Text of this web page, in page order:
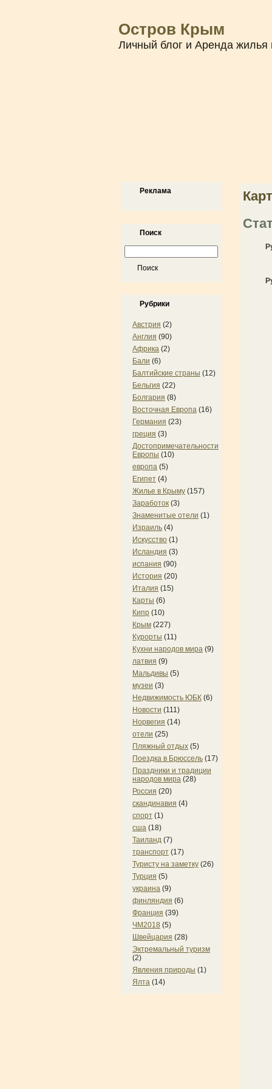
Остров Крым
Личный блог и Аренда
Реклама
Поиск
Рубрики
Австрия (2)
Англия (90)
Африка (2)
Бали (6)
Балтийские страны (12)
Бельгия (22)
Болгария (8)
Восточная Европа (16)
Германия (23)
греция (3)
Достопримечательности
Европы (10)
европа (5)
Египет (4)
Жилье в Крыму (157)
Заработок (3)
Знаменитые отели (1)
Израиль (4)
Искусство (1)
Исландия (3)
испания (90)
История (20)
Италия (15)
Карты (6)
Кипр (10)
Крым (227)
Курорты (11)
Кухни народов мира (9)
латвия (9)
Мальдивы (5)
музеи (3)
Недвижимость ЮБК (6)
Новости (111)
Норвегия (14)
отели (25)
Пляжный отдых (5)
Поездка в Брюссель (17)
Праздники и традиции
народов мира (28)
Россия (20)
скандинавия (4)
спорт (1)
сша (18)
Таиланд (7)
транспорт (17)
Туристу на заметку (26)
Турция (5)
украина (9)
финляндия (6)
Франция (39)
ЧМ2018 (5)
Швейцария (28)
Эктремальный туризм
(2)
Явления природы (1)
Ялта (14)